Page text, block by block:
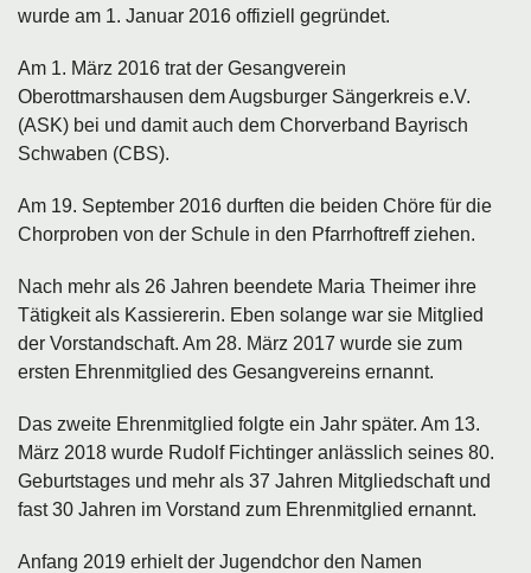
wurde am 1. Januar 2016 offiziell gegründet.
Am 1. März 2016 trat der Gesangverein
Oberottmarshausen dem Augsburger Sängerkreis e.V.
(ASK) bei und damit auch dem Chorverband Bayrisch
Schwaben (CBS).
Am 19. September 2016 durften die beiden Chöre für die
Chorproben von der Schule in den Pfarrhoftreff ziehen.
Nach mehr als 26 Jahren beendete Maria Theimer ihre
Tätigkeit als Kassiererin. Eben solange war sie Mitglied
der Vorstandschaft. Am 28. März 2017 wurde sie zum
ersten Ehrenmitglied des Gesangvereins ernannt.
Das zweite Ehrenmitglied folgte ein Jahr später. Am 13.
März 2018 wurde Rudolf Fichtinger anlässlich seines 80.
Geburtstages und mehr als 37 Jahren Mitgliedschaft und
fast 30 Jahren im Vorstand zum Ehrenmitglied ernannt.
Anfang 2019 erhielt der Jugendchor den Namen